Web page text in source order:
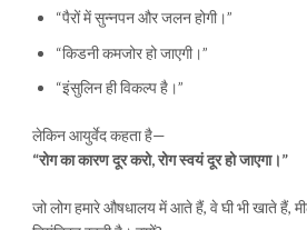
“पैरों में सुन्नपन और जलन होगी।”
“किडनी कमजोर हो जाएगी।”
“इंसुलिन ही विकल्प है।”
लेकिन आयुर्वेद कहता है—
“रोग का कारण दूर करो, रोग स्वयं दूर हो जाएगा।”
जो लोग हमारे औषधालय में आते हैं, वे घी भी खाते हैं,